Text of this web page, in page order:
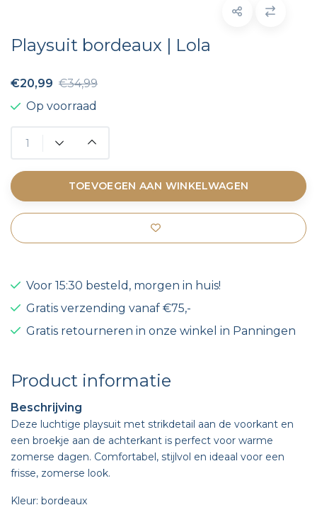
Playsuit bordeaux | Lola
€20,99 €34,99
Op voorraad
TOEVOEGEN AAN WINKELWAGEN
Voor 15:30 besteld, morgen in huis!
Gratis verzending vanaf €75,-
Gratis retourneren in onze winkel in Panningen
Product informatie
Beschrijving
Deze luchtige playsuit met strikdetail aan de voorkant en
een broekje aan de achterkant is perfect voor warme
zomerse dagen. Comfortabel, stijlvol en ideaal voor een
frisse, zomerse look.
Kleur: bordeaux